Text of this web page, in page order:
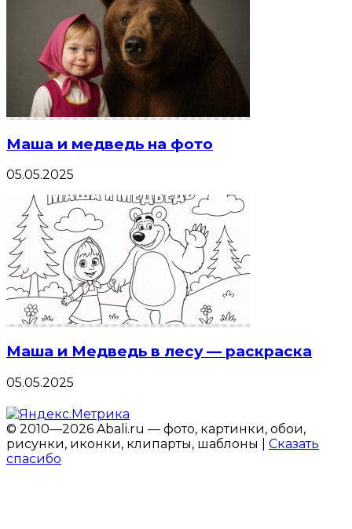
Маша и медведь на фото
05.05.2025
Маша и Медведь в лесу — раскраска
05.05.2025
© 2010—2026 Abali.ru — фото, картинки, обои,
рисунки, иконки, клипарты, шаблоны | Сказать
спасибо